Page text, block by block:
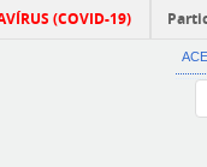
(COVID-19)